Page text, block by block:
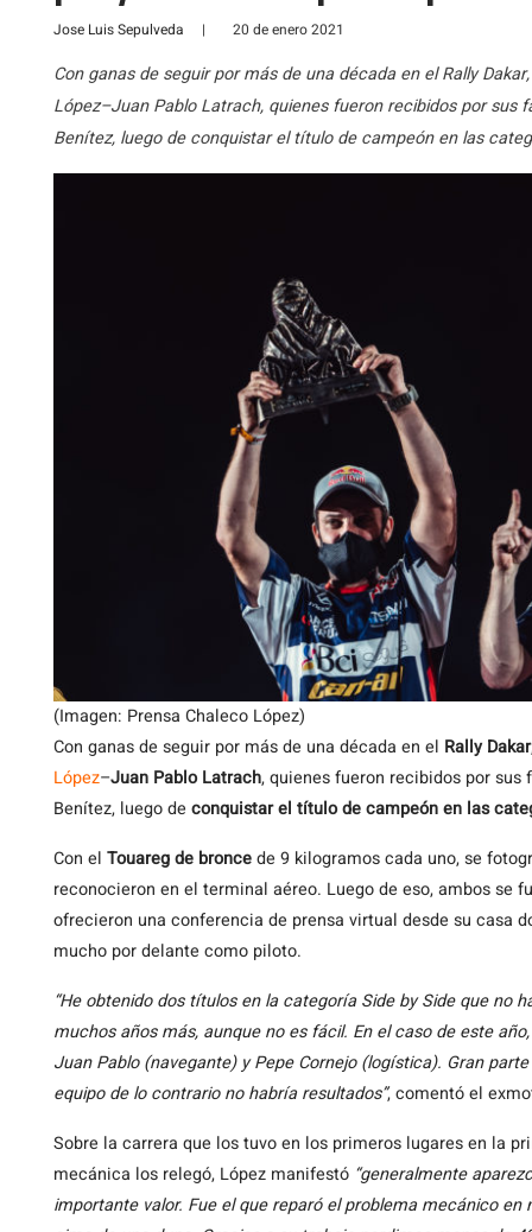
Jose Luis Sepulveda | 20 de enero 2021
Con ganas de seguir por más de una década en el Rally
López–Juan Pablo Latrach, quienes fueron recibidos por sus
Benítez, luego de conquistar el título de campeón en las
(Imagen: Prensa Chaleco López)
Con ganas de seguir por más de una década en el Rally Dakar
López–Juan Pablo Latrach, quienes fueron recibidos por
Benítez, luego de conquistar el título de campeón en las
Con el Touareg de broncede 9 kilogramos cada uno, se
reconocieron en el terminal aéreo. Luego de eso, ambos se
ofrecieron una conferencia de prensa virtual desde su casa
mucho por delante como piloto.
“He obtenido dos títulos en la categoría Side by Side que no
muchos años más, aunque no es fácil. En el caso de este
Juan Pablo (navegante) y Pepe Cornejo (logística). Gran
equipo de lo contrario no habría resultados”, comentó el
Sobre la carrera que los tuvo en los primeros lugares en la
mecánica los relegó, López manifestó “generalmente
importante valor. Fue el que reparó el problema mecánico